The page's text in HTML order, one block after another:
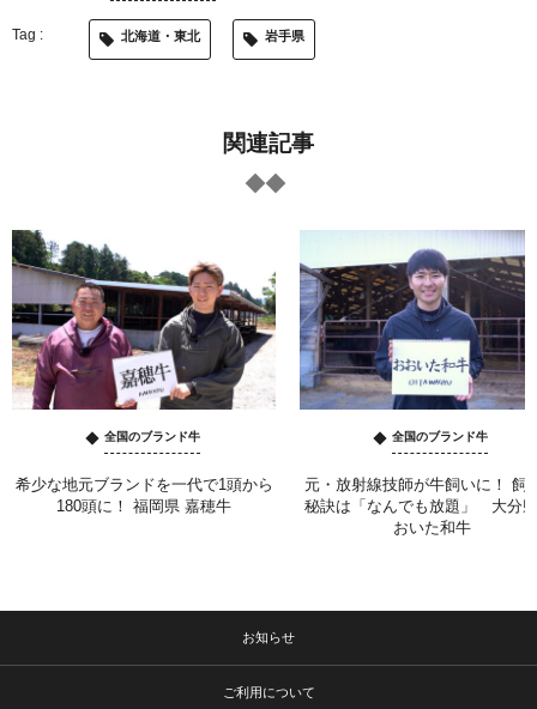
北海道・東北 岩手県
関連記事
全国のブランド牛
希少な地元ブランドを一代で1頭から
180頭に！ 福岡県 嘉穂牛
全国のブランド牛
元・放射線技師が牛飼いに！ 飼
秘訣は「なんでも放題」 大分
おいた和牛
お知らせ
ご利用について